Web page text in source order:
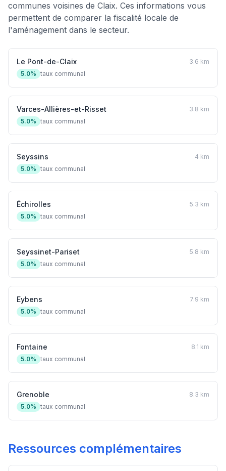
communes voisines de Claix. Ces informations vous
permettent de comparer la fiscalité locale de
l'aménagement dans le secteur.
Le Pont-de-Claix
3.6 km
5.0% taux communal
Varces-Allières-et-Risset
3.8 km
5.0% taux communal
Seyssins
4 km
5.0% taux communal
Échirolles
5.3 km
5.0% taux communal
Seyssinet-Pariset
5.8 km
5.0% taux communal
Eybens
7.9 km
5.0% taux communal
Fontaine
8.1 km
5.0% taux communal
Grenoble
8.3 km
5.0% taux communal
Ressources complémentaires